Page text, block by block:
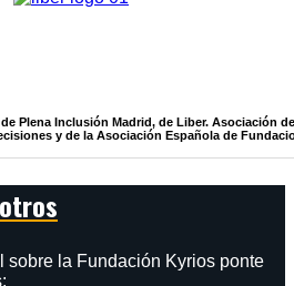
Plena Inclusión Madrid, de Liber. Asociación
y de la Asociación Española de
sobre la Fundación Kyrios ponte